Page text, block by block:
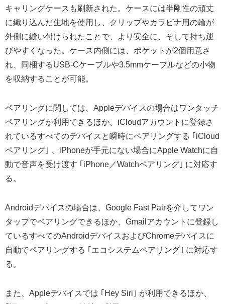
キャリングケースも刷新された。ケースには半剛性の頑丈
に織り込んだ生地を使用し、クリップやカラビナ用の輪が
外側に縫い付けられたことで、より安全に、そして持ち運
びやすくなった。ケース内側には、ポケットが2個用意さ
れ、同梱するUSB-Cケーブルや3.5mmケーブルなどの小物
を収納することが可能。
ペアリングに関しては、Appleデバイスの場合はワンタッチ
ペアリングが利用できるほか、iCloudアカウントに登録さ
れているすべてのデバイスと瞬時にペアリングする ｢iCloud
ペアリング｣ 、iPhoneが手元にない場合にApple Watchに自
動で音声を受け渡す ｢iPhone／Watchペアリング｣ に対応す
る。
Androidデバイスの場合は、Google Fast Pairを介してワン
タップでペアリングできるほか、Gmailアカウントに登録し
ているすべてのAndroidデバイスおよびChromeデバイスに
自動でペアリングする ｢エコシステムペアリング｣ に対応す
る。
また、Appleデバイスでは ｢Hey Siri｣ が利用できるほか、